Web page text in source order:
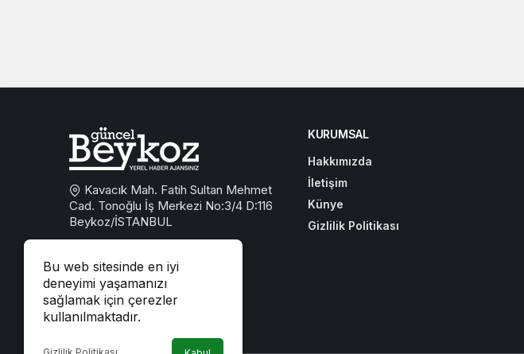
Bu web sitesinde en iyi
deneyimi yaşamanızı
sağlamak için çerezler
kullanılmaktadır.
Kavacık Mah. Fatih Sultan Mehmet
Cad. Tonoğlu İş Merkezi No:3/4 D:116
Beykoz/İSTANBUL
beykozguncel@gmail.com
iletisim@beykozguncel.com
KURUMSAL
Hakkımızda
İletişim
Künye
Gizlilik Politikası